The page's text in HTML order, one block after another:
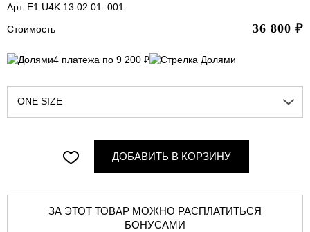
Арт. E1 U4K 13 02 01_001
Стоимость
36 800 ₽
4 платежа по 9 200 ₽
ONE SIZE
ДОБАВИТЬ В КОРЗИНУ
ЗА ЭТОТ ТОВАР МОЖНО РАСПЛАТИТЬСЯ
БОНУСАМИ